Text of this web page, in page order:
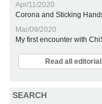
Apr/11/2020
Corona and Sticking
Mar/09/2020
My first encounter with
Read all
SEARCH